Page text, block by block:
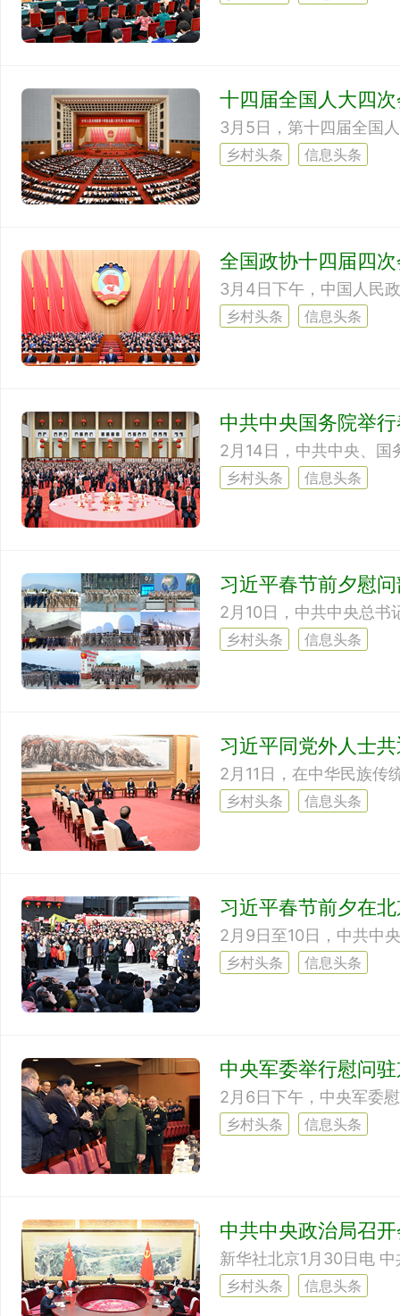
十四届全国人大四
乡村头条 信息头条
全国政协十四届四
乡村头条 信息头条
中共中央国务院举
乡村头条 信息头条
习近平春节前夕慰
乡村头条 信息头条
习近平同党外人士
乡村头条 信息头条
习近平春节前夕在
乡村头条 信息头条
中央军委举行慰问
乡村头条 信息头条
中共中央政治局召
乡村头条 信息头条